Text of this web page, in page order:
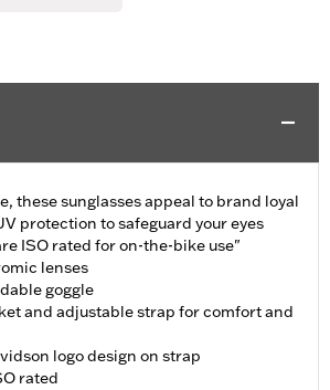
these sunglasses appeal to brand loyal
protection to safeguard your eyes
ISO rated for on-the-bike use"
lenses
goggle
and adjustable strap for comfort and
logo design on strap
rated